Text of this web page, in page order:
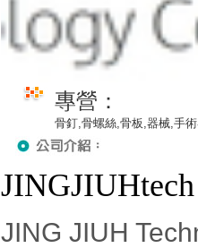
專營：
骨釘,骨螺絲,骨板,器械,手
JINGJIUHtech
JING JIUH